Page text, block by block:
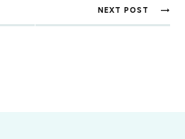
NEXT POST